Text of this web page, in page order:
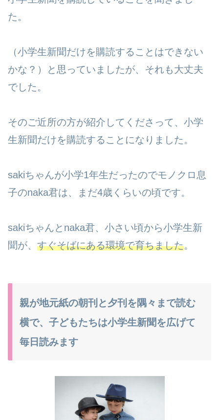
た。
（小学生新聞だけを購読することはできない
かな？）と思っていましたが、それも大丈夫
でした。
そのご近所の方が紹介してくださって、小学
生新聞だけを購読することになりました。
sakiちゃんが小学1年生だったのでモノクロ息
子のnaka君は、まだ4歳くらいの頃です。
sakiちゃんとnaka君、小さい頃から小学生新
聞が、 すぐそばにある環境で育ちました。
親が地元紙の朝刊と夕刊を隅々まで読む
横で、子どもたちは小学生新聞を広げて
毎日読みます